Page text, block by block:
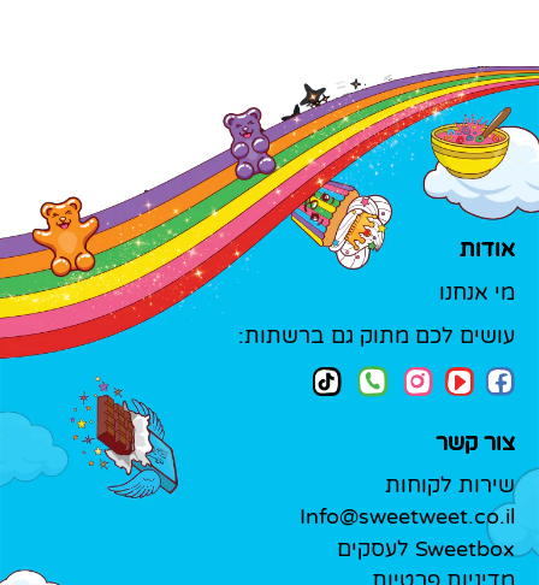
אודות
מי אנחנו
עושים לכם מתוק גם ברשתות:
צור קשר
שירות לקוחות
Info@sweetweet.co.il
Sweetbox לעסקים